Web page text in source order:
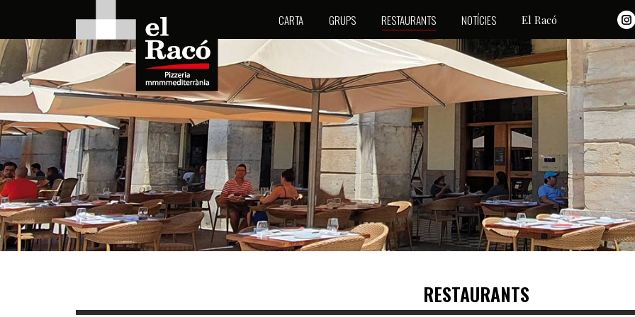
CARTA GRUPS RESTAURANTS NOTÍCIES El Racó
RESTAURANTS
in